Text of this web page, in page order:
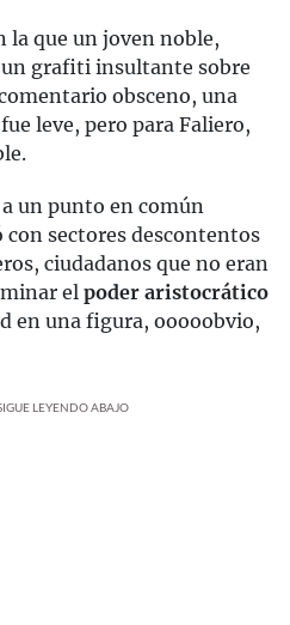
la que un joven noble,
un grafiti insultante sobre
obsceno, una
leve, pero para Faliero,
un punto en común
con sectores descontentos
ciudadanos que no eran
elpoder aristocrático
en una figura, ooooobvio,
LEYENDO ABAJO